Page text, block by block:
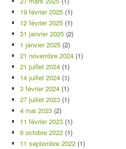
19 février 2025 (1)
12 février 2025 (1)
31 janvier 2025 (2)
1 janvier 2025 (2)
21 novembre 2024 (1)
21 juillet 2024 (1)
14 juillet 2024 (1)
3 février 2024 (1)
27 juillet 2023 (1)
4 mai 2023 (2)
11 février 2023 (1)
6 octobre 2022 (1)
11 septembre 2022 (1)